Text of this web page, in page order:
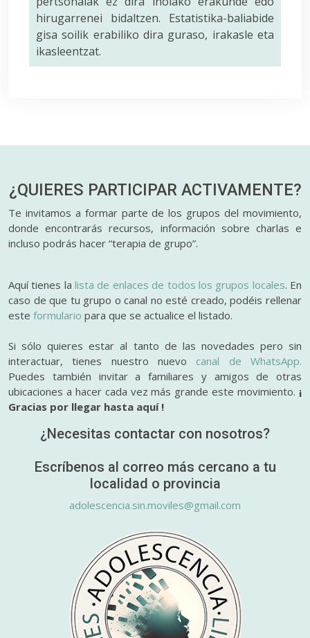
hirugarrenei bidaltzen. Estatistika-baliabide
gisa soilik erabiliko dira guraso, irakasle eta
ikasleentzat.
¿QUIERES PARTICIPAR ACTIVAMENTE?
Te invitamos a formar parte de los grupos del movimiento,
donde encontrarás recursos, información sobre charlas e
incluso podrás hacer “terapia de grupo”.
Aquí tienes lalista de enlaces de todos los grupos locales. En
caso de que tu grupo o canal no esté creado, podéis rellenar
este formulario para que se actualice el listado.
Si sólo quieres estar al tanto de las novedades pero sin
interactuar, tienes nuestro nuevo canal de WhatsApp.
Puedes también invitar a familiares y amigos de otras
ubicaciones a hacer cada vez más grande este movimiento. ¡
Gracias por llegar hasta aquí !
¿Necesitas contactar con nosotros?
Escríbenos al correo más cercano a tu
localidad o provincia
adolescencia.sin.moviles@gmail.com